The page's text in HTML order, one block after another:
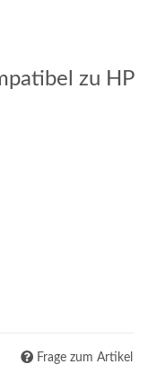
zu HP
Frage zum Artikel